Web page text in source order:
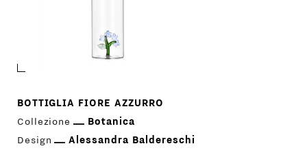
BOTTIGLIA FIORE AZZURRO
Collezione
Botanica
Design
Alessandra Baldereschi